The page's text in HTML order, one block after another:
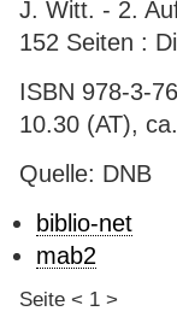
J. Witt. - 2.
152 Seiten :
ISBN 978-3-
10.30 (AT),
Quelle: DNB
biblio-net
mab2
Seite < 1 >